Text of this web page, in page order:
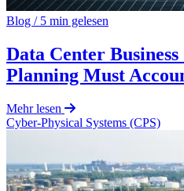
Blog /5 min gelesen
Data Center
Planning Must
Mehr lesen
Cyber-Physical Systems (CPS)